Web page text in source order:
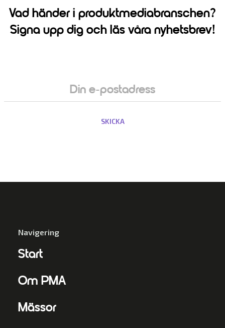
Vad händer i produktmediabranschen?
Signa upp dig och läs våra nyhetsbrev!
Navigering
Start
Om PMA
Mässor